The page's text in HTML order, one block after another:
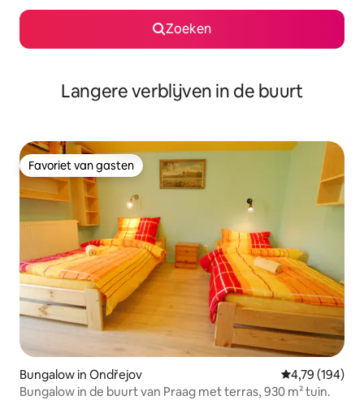
Zoeken
Langere verblijven in de buurt
Favoriet van gasten
Favoriet van gasten
Bungalow in Ondřejov Gemiddelde
4,79 (194)
Bungalow in de buurt van Praag met terras, 930 m² tuin.